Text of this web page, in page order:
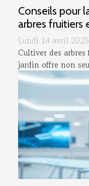
Conseils pour
arbres fruitiers
Lundi 14 avril
Cultiver des
jardin offre non